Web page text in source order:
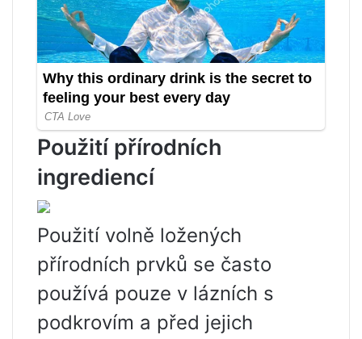
Použití přírodních
ingrediencí
Použití volně ložených
přírodních prvků se často
používá pouze v lázních s
podkrovím a před jejich